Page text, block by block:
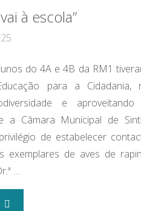
Rio à escola”
do 4A e 4B da RM1
para a Cidadania,
e
a Câmara Municipal de
de estabelecer
exemplares de aves de
…
Coruja